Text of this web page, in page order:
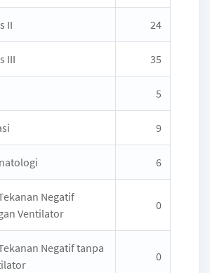
II 24
III 35
5
9
6
Negatif
Ventilator
0
Negatif tanpa
0